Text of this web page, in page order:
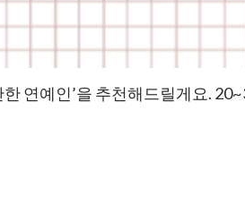
연예인’을 추천해드릴게요.